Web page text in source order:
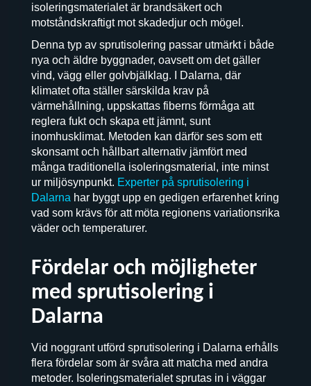
isoleringsmaterialet är brandsäkert och
motståndskraftigt mot skadedjur och mögel.
Denna typ av sprutisolering passar utmärkt i både
nya och äldre byggnader, oavsett om det gäller
vind, vägg eller golvbjälklag. I Dalarna, där
klimatet ofta ställer särskilda krav på
värmehållning, uppskattas fiberns förmåga att
reglera fukt och skapa ett jämnt, sunt
inomhusklimat. Metoden kan därför ses som ett
skonsamt och hållbart alternativ jämfört med
många traditionella isoleringsmaterial, inte minst
ur miljösynpunkt. Experter på sprutisolering i
Dalarna har byggt upp en gedigen erfarenhet kring
vad som krävs för att möta regionens variationsrika
väder och temperaturer.
Fördelar och möjligheter
med sprutisolering i
Dalarna
Vid noggrant utförd sprutisolering i Dalarna erhålls
flera fördelar som är svåra att matcha med andra
metoder. Isoleringsmaterialet sprutas in i väggar